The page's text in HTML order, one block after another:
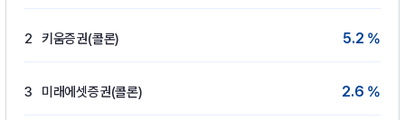
2 키움증권(콜론) 5.2 %
3 미래에셋증권(콜론) 2.6 %